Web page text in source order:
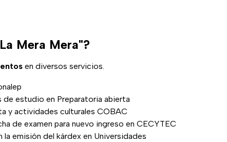
Mera Mera"?
en diversos servicios.
estudio en Preparatoria abierta
y actividades culturales COBAC
de examen para nuevo ingreso en CECYTEC
emisión del kárdex en Universidades